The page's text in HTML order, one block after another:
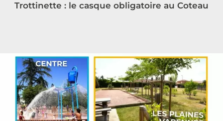
Trottinette : le casque obligatoire au Coteau